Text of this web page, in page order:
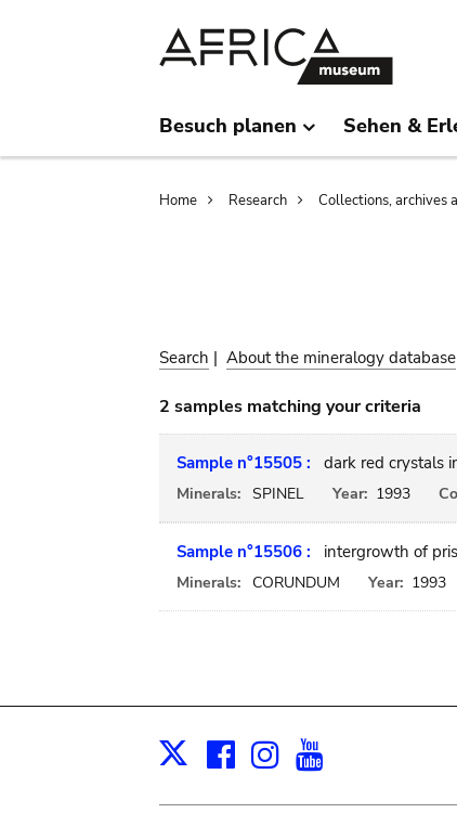
Besuch planen Sehen &
Breadcrumb
Home Research Collections, archives
Search | About the mineralogy database
2 samples matching your criteria
Sample n°15505 : dark red crystals
Minerals: SPINEL Year: 1993
Sample n°15506 : intergrowth of
Minerals: CORUNDUM Year: 1993
X Facebook
Instagram